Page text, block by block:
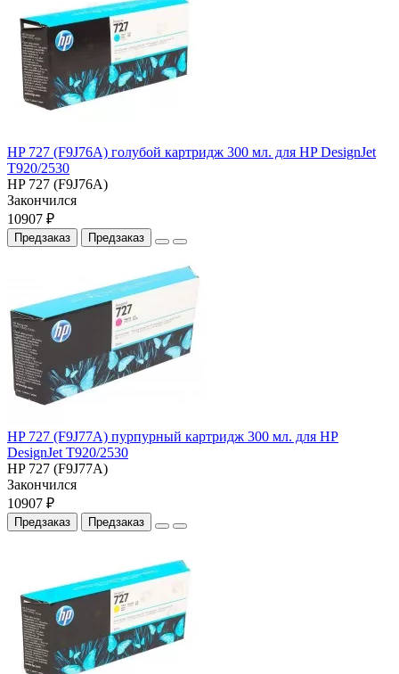
HP 727 (F9J76A) голубой картридж 300 мл. для HP DesignJet
T920/2530
HP 727 (F9J76A)
Закончился
10907 ₽
Предзаказ Предзаказ
HP 727 (F9J77A) пурпурный картридж 300 мл. для HP
DesignJet T920/2530
HP 727 (F9J77A)
Закончился
10907 ₽
Предзаказ Предзаказ